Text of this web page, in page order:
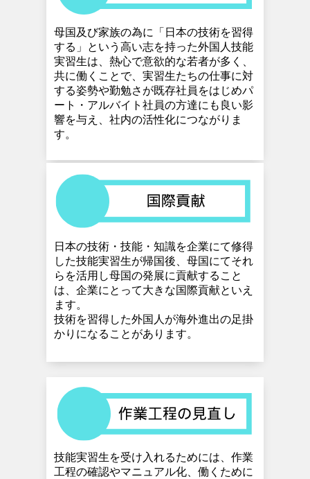
母国及び家族の為に「日本の技術を習得
する」という 高い志を持った外国人技能
実習生は、熱心で意欲的な若者が多く、
共に働くことで、実習生たちの仕事に対
する姿勢や勤勉さが既存社員をはじめパ
ート・アルバイト社員の方達にも良い影
響を与え、 社内の活性化につながりま
す。
日本の技術・技能・知識を企業にて修得
した技能実習生が帰国後、 母国にてそれ
らを活用し母国の発展に貢献すること
は、 企業にとって大きな国際貢献といえ
ます。
技術を習得した外国人が海外進出の足掛
かりになることがあります。
技能実習生を受け入れるためには、作業
工程の確認やマニュアル化、 働くために